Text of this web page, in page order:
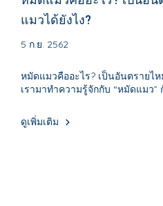
แมวได้ยังไง?
5 ก.ย. 2562
หมัดแมวคืออะไร? เป็นอันตรายไ
เรามาทำความรู้จักกับ “หมัดแมว”
ดูเพิ่มเติม